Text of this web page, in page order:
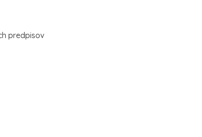
predpisov